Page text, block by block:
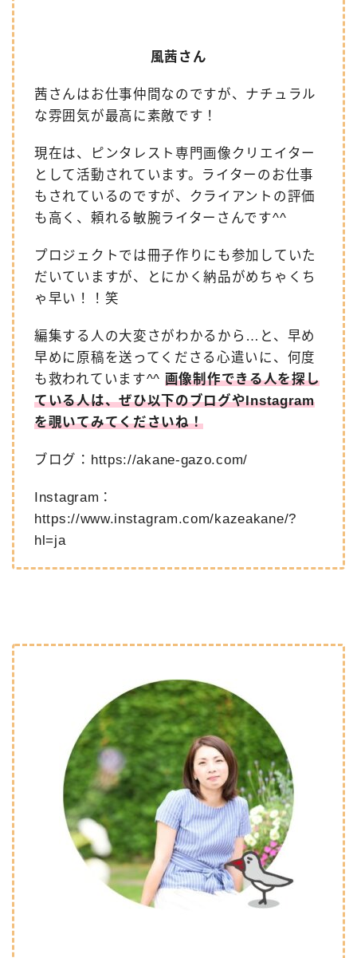
風茜さん
茜さんはお仕事仲間なのですが、ナチュラル
な雰囲気が最高に素敵です！
現在は、ピンタレスト専門画像クリエイター
として活動されています。ライターのお仕事
もされているのですが、クライアントの評価
も高く、頼れる敏腕ライターさんです^^
プロジェクトでは冊子作りにも参加していた
だいていますが、とにかく納品がめちゃくち
ゃ早い！！笑
編集する人の大変さがわかるから…と、早め
早めに原稿を送ってくださる心遣いに、何度
も救われています^^ 画像制作できる人を探し
ている人は、ぜひ以下のブログやInstagram
を覗いてみてくださいね！
ブログ： https://akane-gazo.com/
Instagram：
https://www.instagram.com/kazeakane/?
hl=ja